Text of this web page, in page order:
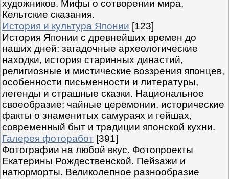
художников. Мифы о сотворении мира,
Кельтские сказания.
История и культура Японии [123]
История Японии с древнейших времен до
наших дней: загадочные археологические
находки, история старинных династий,
религиозные и мистические воззрения японцев,
особенности письменности и литературы,
легенды и страшные сказки. Национальное
своеобразие: чайные церемонии, исторические
факты о знаменитых самураях и гейшах,
современный быт и традиции японской кухни.
Галерея фоторабот [391]
Фотографии на любой вкус. Фотопроекты
Екатерины Рождественской. Пейзажи и
натюрморты. Великолепное разнообразие